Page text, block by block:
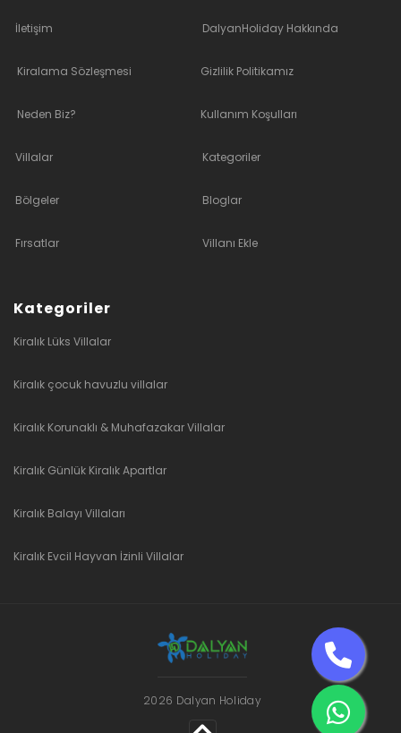
İletişim DalyanHoliday Hakkında
Kiralama Sözleşmesi Gizlilik Politikamız
Neden Biz? Kullanım Koşulları
Villalar Kategoriler
Bölgeler Bloglar
Fırsatlar Villanı Ekle
Kategoriler
Kiralık Lüks Villalar
Kiralık çocuk havuzlu villalar
Kiralık Korunaklı & Muhafazakar Villalar
Kiralık Günlük Kiralık Apartlar
Kiralık Balayı Villaları
Kiralık Evcil Hayvan İzinli Villalar
2026 Dalyan Holiday